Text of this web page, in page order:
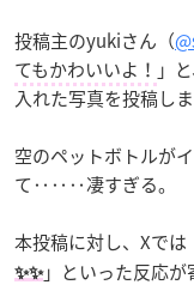
投稿主のyukiさん（
てもかわいいよ！ 」
入れた写真を投稿しま
空のペットボトルが
て‥‥‥凄すぎる。
本投稿に対し、Xでは
✨✨」といった反応が